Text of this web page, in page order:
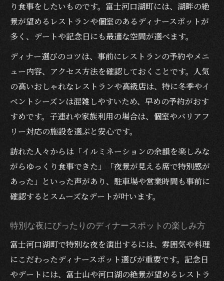
り食事をしたいものです。富士河口湖町には、湖畔の絶
景が望めるレストランや個室のあるディナースポットが
多く、デートや記念日にも最適な空間が選べます。
ディナー選びのコツは、事前にレストランの予約やメニ
ュー内容、アクセス方法を確認しておくことです。人気
の高いおしゃれなレストランや高級店は、特に冬季やイ
ベントシーズンは混雑しやすいため、早めの予約がおす
すめです。子連れや家族利用の場合は、個室やバリアフ
リー対応の施設を選ぶと安心です。
訪れた人々からは「イルミネーションの余韻を楽しみな
がらゆっくり食事できた」「夜景が見える席で特別感が
あった」といった声があり、駐車場や営業時間も事前に
確認するとスムーズなデートが叶います。
特別な夜にぴったりのディナースポットの楽しみ方
富士河口湖町で特別な夜を演出するには、雰囲気や料理
にこだわったディナースポット選びが重要です。記念日
やデートには、富士山や河口湖の絶景が望めるレストラ